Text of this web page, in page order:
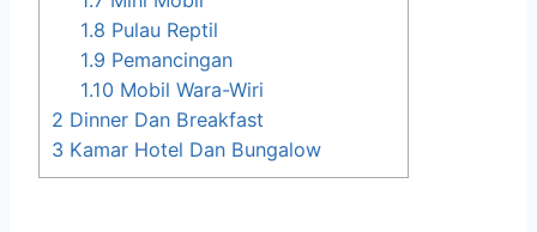
1.8 Pulau Reptil
1.9 Pemancingan
1.10 Mobil Wara-Wiri
2 Dinner Dan Breakfast
3 Kamar Hotel Dan Bungalow